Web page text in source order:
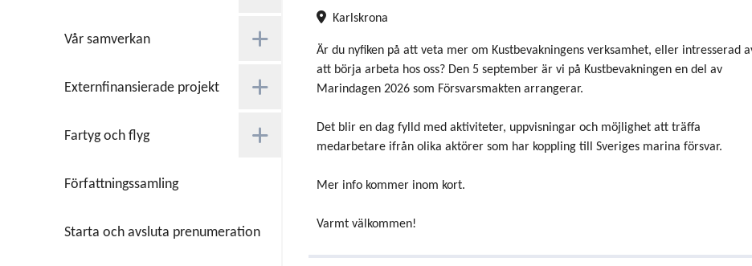
Vår samverkan
Externfinansierade projekt
Fartyg och flyg
Författningssamling
Starta och avsluta prenumeration
Karlskrona
Är du nyfiken på att veta mer om Kustbevakningens verksamhet, eller intresserad
att börja arbeta hos oss? Den 5 september är vi på Kustbevakningen en del av
Marindagen 2026 som Försvarsmakten arrangerar.
Det blir en dag fylld med aktiviteter, uppvisningar och möjlighet att träffa
medarbetare ifrån olika aktörer som har koppling till Sveriges marina försvar.
Mer info kommer inom kort.
Varmt välkommen!